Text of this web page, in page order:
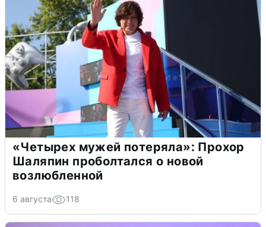
«Четырех мужей потеряла»: Прохор
Шаляпин проболтался о новой
возлюбленной
6 августа 118